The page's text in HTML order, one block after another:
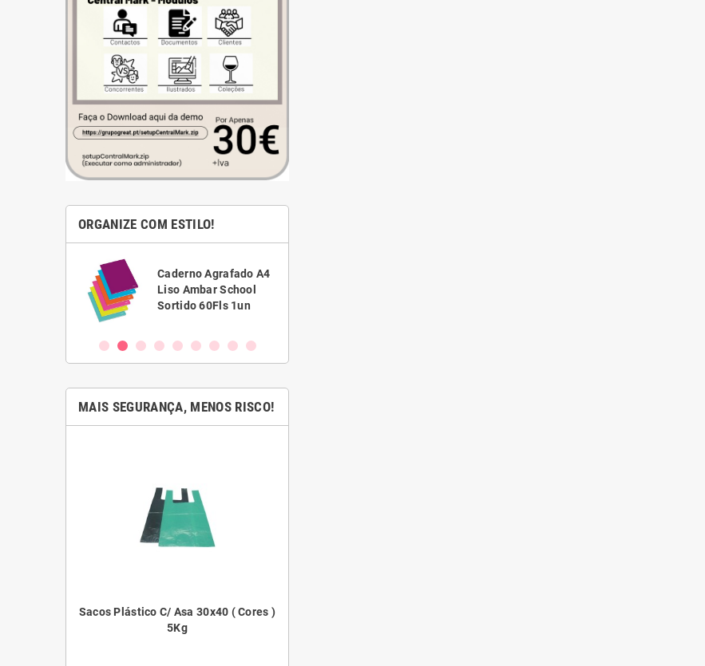
ORGANIZE COM ESTILO!
Caderno Agrafado A4
Liso Ambar School
Sortido 60Fls 1un
MAIS SEGURANÇA, MENOS RISCO!
Sacos Plástico C/ Asa 30x40 ( Cores )
5Kg